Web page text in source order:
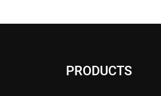
PRODUCTS